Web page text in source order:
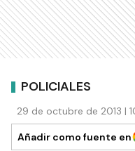
POLICIALES
29 de octubre de 2013 |
Añadir como fuente en